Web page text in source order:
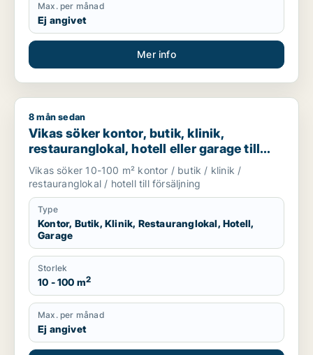
Max. per månad
Ej angivet
Mer info
Vikas söker kontor, butik, klinik, restauranglokal, hotell
8 mån sedan
Vikas söker kontor, butik, klinik,
restauranglokal, hotell eller garage till
salu i Upplands Väsby, Vallentuna eller
Österåker m.fl.
Vikas söker 10-100 m² kontor / butik / klinik /
restauranglokal / hotell till försäljning
Type
Kontor, Butik, Klinik, Restauranglokal, Hotell,
Garage
Storlek
10 - 100 m2
Max. per månad
Ej angivet